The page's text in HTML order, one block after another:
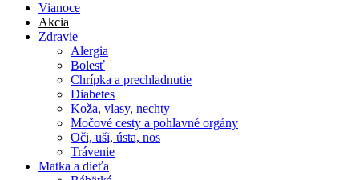
Vianoce
Akcia
Zdravie
Alergia
Bolesť
Chrípka a prechladnutie
Diabetes
Koža, vlasy, nechty
Močové cesty a pohlavné orgány
Oči, uši, ústa, nos
Trávenie
Matka a dieťa